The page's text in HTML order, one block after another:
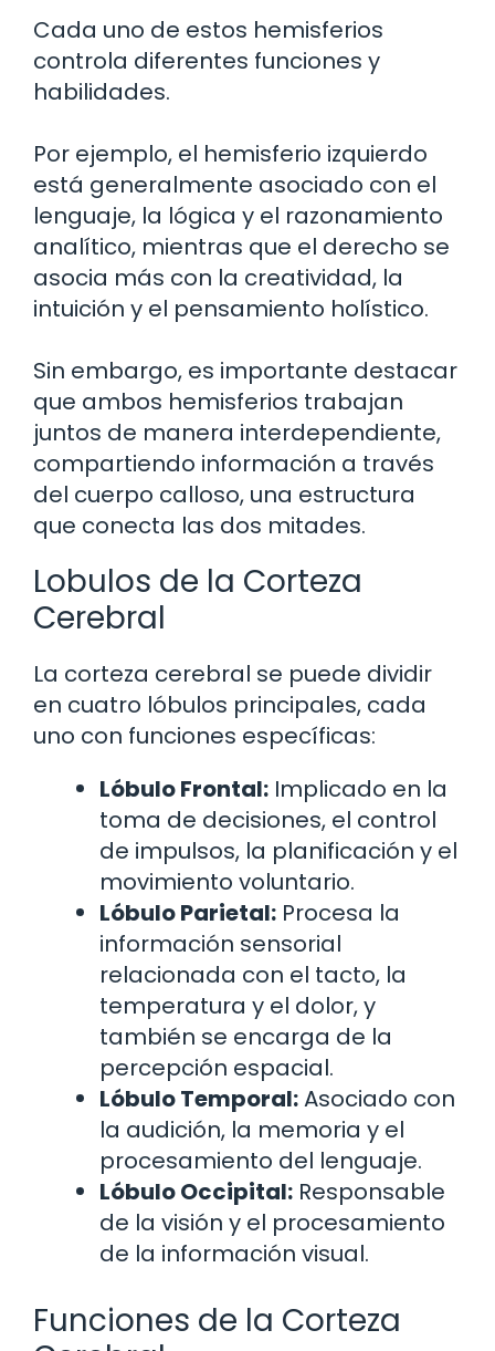
Cada uno de estos hemisferios
controla diferentes funciones y
habilidades.
Por ejemplo, el hemisferio izquierdo
está generalmente asociado con el
lenguaje, la lógica y el razonamiento
analítico, mientras que el derecho se
asocia más con la creatividad, la
intuición y el pensamiento holístico.
Sin embargo, es importante destacar
que ambos hemisferios trabajan
juntos de manera interdependiente,
compartiendo información a través
del cuerpo calloso, una estructura
que conecta las dos mitades.
Lobulos de la Corteza
Cerebral
La corteza cerebral se puede dividir
en cuatro lóbulos principales, cada
uno con funciones específicas:
Lóbulo Frontal: Implicado en la
toma de decisiones, el control
de impulsos, la planificación y el
movimiento voluntario.
Lóbulo Parietal: Procesa la
información sensorial
relacionada con el tacto, la
temperatura y el dolor, y
también se encarga de la
percepción espacial.
Lóbulo Temporal:Asociado con
la audición, la memoria y el
procesamiento del lenguaje.
Lóbulo Occipital: Responsable
de la visión y el procesamiento
de la información visual.
Funciones de la Corteza